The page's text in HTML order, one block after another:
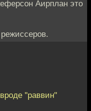
Аирплан это
"раввин"